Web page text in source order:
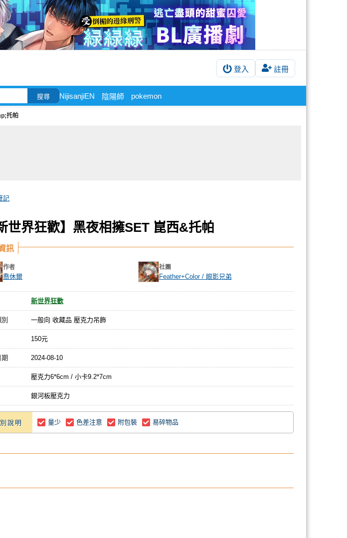
登入 註冊
搜尋 NijisanjiEN 陰陽師 pokemon
托帕
記
世界狂歡】黑夜相擁SET 崑西&托帕
訊
作者
喬休爾
社團
Feather+Color / 眼影兄弟
新世界狂歡
一般向 收藏品 壓克力吊飾
150元
2024-08-10
壓克力6*6cm / 小卡9.2*7cm
銀河板壓克力
說明 量少 色差注意 附包裝 易碎物品